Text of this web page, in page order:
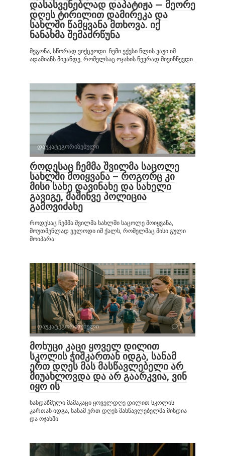
დასასვენებლად დაპატიჟა — მეორე
დღეს ტირილით დამირეკა და
სახლში წამყვანა მთხოვა. იქ
ნანახმა შემაძრწუნა
მეგონა, სწორად ვიქცეოდი. ჩემი ექვსი წლის ვაჟი იმ
ადამიანს მივანდე, რომელსაც ოჯახის წევრად მივიჩნევდი.
დაუკატეგორიზებული 0
როდესაც ჩემმა შვილმა საცოლე
სახლში მოიყვანა – როგორც კი
მისი სახე დავინახე და სახელი
გავიგე, მაშინვე პოლიცია
გამოვიძახე
როდესაც ჩემმა შვილმა სახლში საცოლე მოიყვანა,
მოუთმენლად ველოდი იმ ქალს, რომელმაც მისი გული
მოიპარა.
დაუკატეგორიზებული 0
მოხუცი კაცი ყოველ დილით
სკოლის ჭიშკართან იდგა, სანამ
ერთ დღეს მას მასწავლებელი არ
მიუახლოვდა და არ გაარკვია, ვინ
იყო ის
ხანდაზმული მამაკაცი ყოველდღე დილით სკოლის
კართან იდგა, სანამ ერთ დღეს მასწავლებელმა მისდია
და ოჯახში